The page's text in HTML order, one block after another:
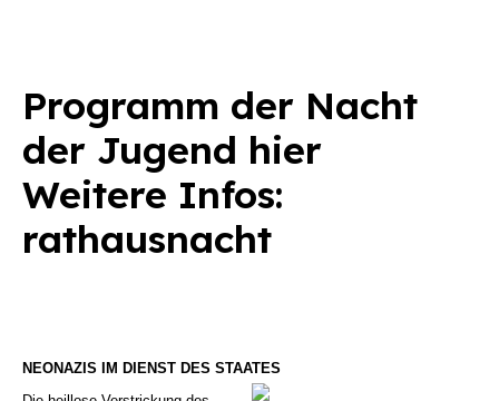
Programm der Nacht
der Jugend hier
Weitere Infos:
rathausnacht
NEONAZIS IM DIENST DES STAATES